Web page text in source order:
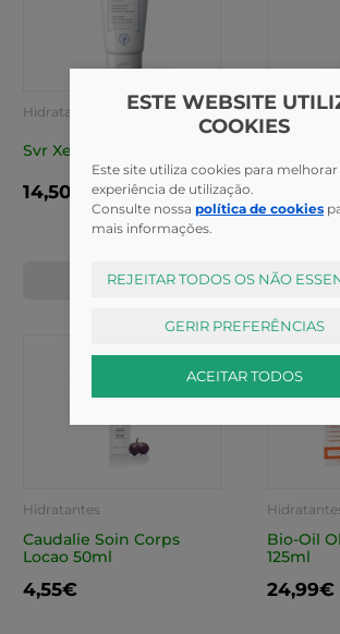
Hidratantes
Svr Xerial 30 Cr Pes 50ml
14,50€
COMPRAR
Hidratantes
Caudalie Soin Corps
Locao 50ml
4,55€
Bio-Oil
125ml
24,99€
ESTE WEBSITE
COOKIES
Este site utiliza cookies para melhorar
experiência de utilização.
Consulte nossa política de cookies
mais informações.
REJEITAR TODOS OS NÃO
GERIR PREFERÊNCIAS
ACEITAR TODOS